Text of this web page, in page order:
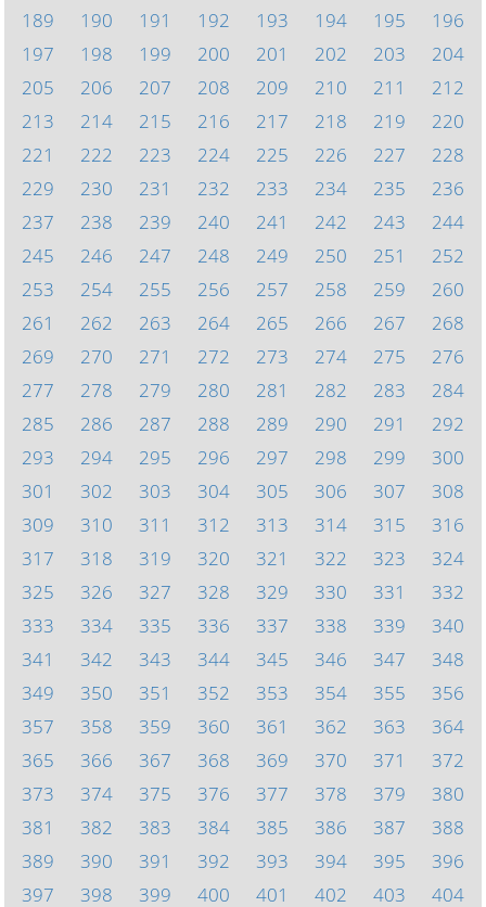
189
190 191 192 193 194 195
196
197
198 199 200 201 202 203
204
205
206 207 208 209 210 211
212
213
214 215 216 217 218 219
220
221
222 223 224 225 226 227
228
229
230 231 232 233 234 235
236
237
238 239 240 241 242 243
244
245
246 247 248 249 250 251
252
253
254 255 256 257 258 259
260
261
262 263 264 265 266 267
268
269
270 271 272 273 274 275
276
277
278 279 280 281 282 283
284
285
286 287 288 289 290 291
292
293
294 295 296 297 298 299
300
301
302 303 304 305 306 307
308
309
310 311 312 313 314 315
316
317
318 319 320 321 322 323
324
325
326 327 328 329 330 331
332
333
334 335 336 337 338 339
340
341
342 343 344 345 346 347
348
349
350 351 352 353 354 355
356
357
358 359 360 361 362 363
364
365
366 367 368 369 370 371
372
373
374 375 376 377 378 379
380
381
382 383 384 385 386 387
388
389
390 391 392 393 394 395
396
397
398 399 400 401 402 403 404